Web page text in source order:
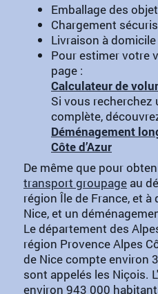
Emballage des
Chargement
Livraison à domicile
Pour estimer votre
page :
Calculateur de
Si vous
complète,
Déménagement
Côte d’Azur
De même que pour
transport groupage au
région Île de France, et
Nice, et un
Le département des
région Provence Alpes
de Nice compte environ
sont appelés les Niçois.
environ 943 000